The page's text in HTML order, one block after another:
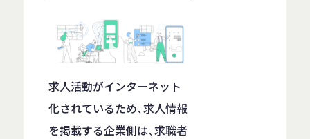
求人活動がインターネット
化されているため、求人情報
を掲載する企業側は、求職者